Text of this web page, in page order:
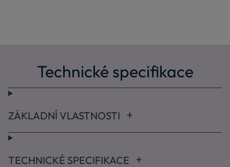
Technické specifikace
ZÁKLADNÍ VLASTNOSTI
TECHNICKÉ SPECIFIKACE